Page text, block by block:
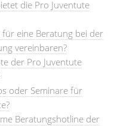
die Pro Juventute
eine Beratung bei der
vereinbaren?
der Pro Juventute
oder Seminare für
Beratungshotline der